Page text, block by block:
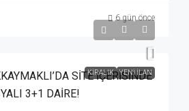
6 gün önce
KIRALIK YENI İLAN
SİTE İÇERİSİNDE
3+1 DAİRE!